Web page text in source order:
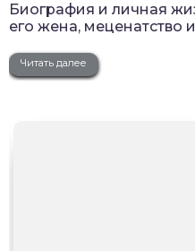
Биография и личная
его жена, меценатство
Читать далее